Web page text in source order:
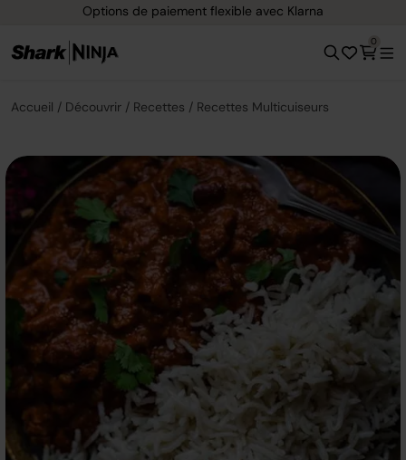
Options de paiement flexible avec Klarna
0
Accueil Découvrir Recettes Recettes Multicuiseurs